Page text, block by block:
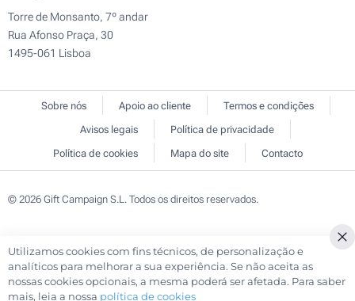
Torre de Monsanto, 7º andar
Rua Afonso Praça, 30
1495-061 Lisboa
Sobre nós Apoio ao cliente
Termos e condições
Avisos legais
Política de privacidade
Política de cookies
Mapa do site Contacto
© 2026 Gift Campaign S.L. Todos os direitos reservados.
Utilizamos cookies com fins técnicos, de personalização e
analíticos para melhorar a sua experiência. Se não aceita as
nossas cookies opcionais, a mesma poderá ser afetada. Para saber
mais, leia a nossa política de cookies